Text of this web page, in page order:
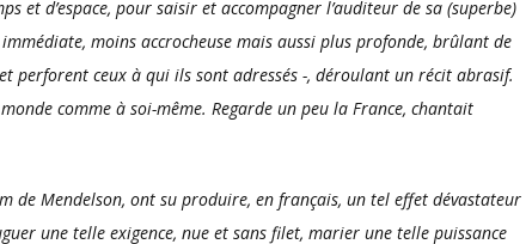
et d’espace, pour saisir et accompagner l’auditeur de sa (superbe)
moins accrocheuse mais aussi plus profonde, brûlant de
perforent ceux à qui ils sont adressés -, déroulant un récit abrasif.
comme à soi-même. Regarde un peu la France, chantait
de Mendelson, ont su produire, en français, un tel effet dévastateur
une telle exigence, nue et sans filet, marier une telle puissance